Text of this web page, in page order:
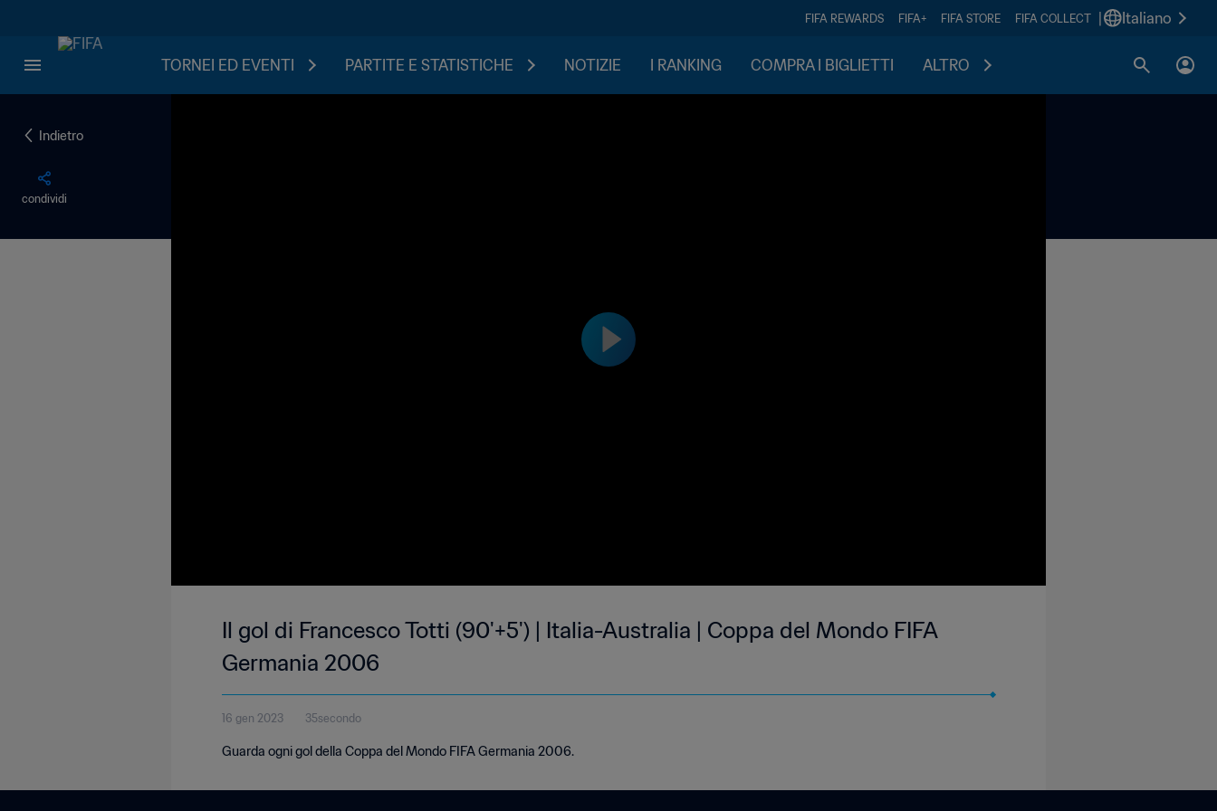
FIFA REWARDS FIFA+ FIFA STORE FIFA COLLECT Italiano
TORNEI ED EVENTI PARTITE E STATISTICHE NOTIZIE I RANKING COMPRA I BIGLIETTI ALTRO
Indietro
condividi
Il gol di Francesco Totti (90'+5') | Italia-Australia | Coppa del Mondo FIFA
Germania 2006
16 gen 2023 35secondo
Guarda ogni gol della Coppa del Mondo FIFA Germania 2006.